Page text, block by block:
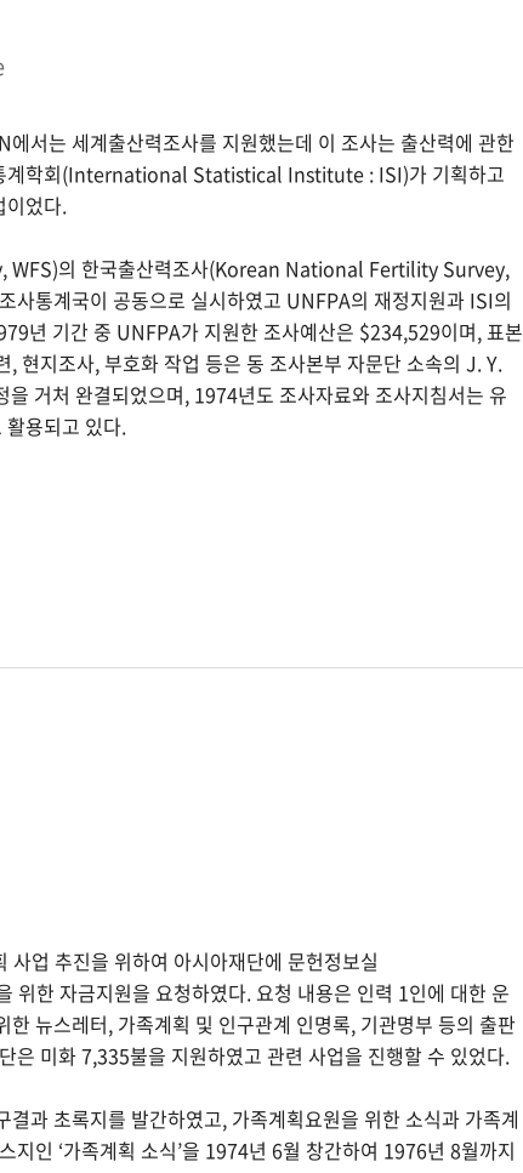
에서는 세계출산력조사를 지원했는데 이 조사는 출산력에 관한
계학회(International Statistical Institute : ISI)가 기획하고
이었다.
의 한국출산력조사(Korean National Fertility Survey,
사통계국이 공동으로 실시하였고 UNFPA의 재정지원과 ISI의
년 기간 중 UNFPA가 지원한 조사예산은 $234,529이며, 표본
현지조사, 부호화 작업 등은 동 조사본부 자문단 소속의 J. Y.
거처 완결되었으며, 1974년도 조사자료와 조사지침서는 유
용되고 있다.
업 추진을 위하여 아시아재단에 문헌정보실
한 자금지원을 요청하였다. 요청 내용은 인력 1인에 대한 운
뉴스레터, 가족계획 및 인구관계 인명록, 기관명부 등의 출판
은 미화 7,335불을 지원하였고 관련 사업을 진행할 수 있었다.
과 초록지를 발간하였고, 가족계획요원을 위한 소식과 가족계
지인 ‘가족계획 소식’을 1974년 6월 창간하여 1976년 8월까지